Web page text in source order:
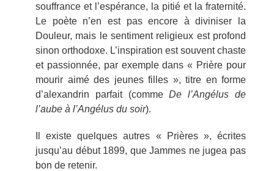
souffrance et l’espérance, la pitié et la fraternité.
Le poète n’en est pas encore à diviniser la
Douleur, mais le sentiment religieux est profond
sinon orthodoxe. L’inspiration est souvent chaste
et passionnée, par exemple dans « Prière pour
mourir aimé des jeunes filles », titre en forme
d’alexandrin parfait (commeDe l’Angélus de
l’aube à l’Angélus du soir).
Il existe quelques autres « Prières », écrites
jusqu’au début 1899, que Jammes ne jugea pas
bon de retenir.